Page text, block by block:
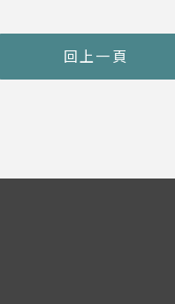
回上一頁